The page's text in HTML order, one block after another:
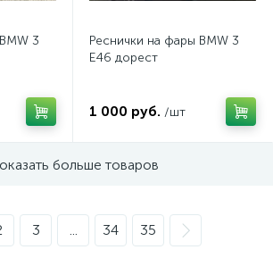
3
Реснички на фары BMW 3
E46 дорест
1 000 руб. /шт
больше товаров
3 ... 34 35